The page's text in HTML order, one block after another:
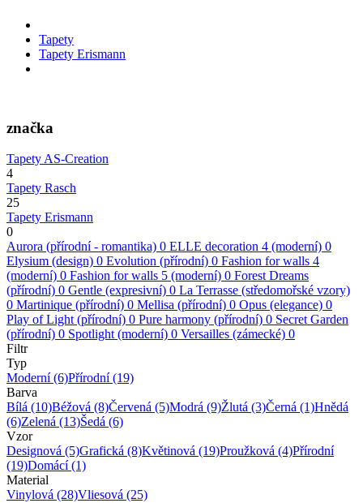
Tapety
Tapety Erismann
značka
Tapety AS-Creation
4
Tapety Rasch
25
Tapety Erismann
0
Aurora (přírodní - romantika) 0 ELLE decoration 4 (moderní) 0
Elysium (design) 0 Evolution (přírodní) 0 Fashion for walls 4
(moderní) 0 Fashion for walls 5 (moderní) 0 Forest Dreams
(přírodní) 0 Gentle (expresivní) 0 La Terrasse (středomořské vzory)
0 Martinique (přírodní) 0 Mellisa (přírodní) 0 Opus (elegance) 0
Play of Light (přírodní) 0 Pure harmony (přírodní) 0 Secret Garden
(přírodní) 0 Spotlight (moderní) 0 Versailles (zámecké) 0
Filtr
Typ
Moderní(6)Přírodní(19)
Barva
Bílá (10)Béžová (8)Červená (5)Modrá (9)Žlutá (3)Černá (1)Hnědá
(6)Zelená (13)Šedá (6)
Vzor
Designová (5)Grafická (8)Květinová (19)Proužková (4)Přírodní
(19)Domácí(1)
Material
Vinylová (28)Vliesová (25)